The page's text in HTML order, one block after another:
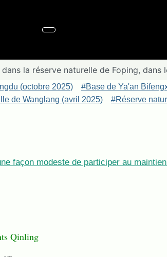
la réserve naturelle de Foping, dans
(octobre 2025)
#Base de Ya'an
de Wanglang (avril 2025) #Réserve
façon modeste de participer au
Qinling